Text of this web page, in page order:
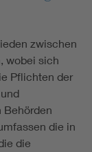
zwischen
wobei sich
Pflichten der
Behörden
die in
die